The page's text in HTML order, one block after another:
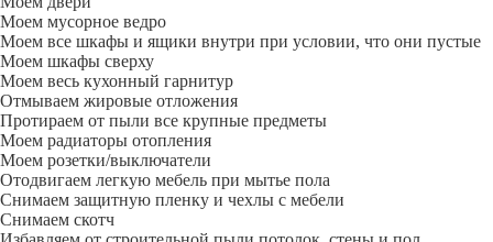
Моем мусорное ведро
Моем все шкафы и ящики внутри при условии, что они пустые
Моем шкафы сверху
Моем весь кухонный гарнитур
Отмываем жировые отложения
Протираем от пыли все крупные предметы
Моем радиаторы отопления
Моем розетки/выключатели
Отодвигаем легкую мебель при мытье пола
Снимаем защитную пленку и чехлы с мебели
Снимаем скотч